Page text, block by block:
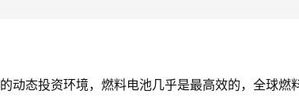
动态投资环境，燃料电池几乎是最高效的，全球燃